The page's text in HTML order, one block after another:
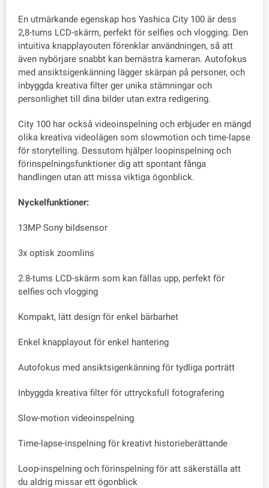
En utmärkande egenskap hos Yashica City 100 är dess
2,8-tums LCD-skärm, perfekt för selfies och vlogging. Den
intuitiva knapplayouten förenklar användningen, så att
även nybörjare snabbt kan bemästra kameran. Autofokus
med ansiktsigenkänning lägger skärpan på personer, och
inbyggda kreativa filter ger unika stämningar och
personlighet till dina bilder utan extra redigering.
City 100 har också videoinspelning och erbjuder en mängd
olika kreativa videolägen som slowmotion och time-lapse
för storytelling. Dessutom hjälper loopinspelning och
förinspelningsfunktioner dig att spontant fånga
handlingen utan att missa viktiga ögonblick.
Nyckelfunktioner:
13MP Sony bildsensor
3x optisk zoomlins
2.8-tums LCD-skärm som kan fällas upp, perfekt för
selfies och vlogging
Kompakt, lätt design för enkel bärbarhet
Enkel knapplayout för enkel hantering
Autofokus med ansiktsigenkänning för tydliga porträtt
Inbyggda kreativa filter för uttrycksfull fotografering
Slow-motion videoinspelning
Time-lapse-inspelning för kreativt historieberättande
Loop-inspelning och förinspelning för att säkerställa att
du aldrig missar ett ögonblick